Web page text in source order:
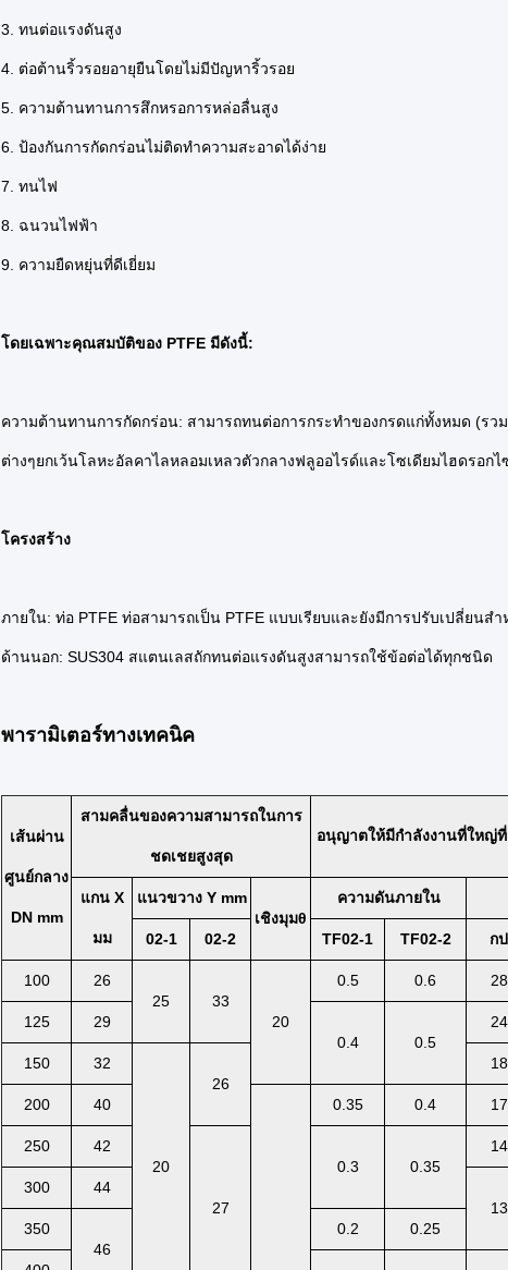
3. ทนต่อแรงดันสูง
4. ต่อต้านริ้วรอยอายุยืนโดยไม่มีปัญหาริ้วรอย
5. ความต้านทานการสึกหรอการหล่อลื่นสูง
6. ป้องกันการกัดกร่อนไม่ติดทำความสะอาดได้ง่าย
7. ทนไฟ
8. ฉนวนไฟฟ้า
9. ความยืดหยุ่นที่ดีเยี่ยม
โดยเฉพาะคุณสมบัติของ PTFE มีดังนี้:
ความต้านทานการกัดกร่อน: สามารถทนต่อการกระทำของกรดแก่ทั้งหมด (ร
ต่างๆยกเว้นโลหะอัลคาไลหลอมเหลวตัวกลางฟลูออไรด์และโซเดียมไฮดรอก
โครงสร้าง
ภายใน: ท่อ PTFE ท่อสามารถเป็น PTFE แบบเรียบและยังมีการปรับเปลี่ยน
ด้านนอก: SUS304 สแตนเลสถักทนต่อแรงดันสูงสามารถใช้ข้อต่อได้ทุกชนิด
พารามิเตอร์ทางเทคนิค
เส้นผ่าน
ศูนย์กลาง
DN mm
สามคลื่นของความสามารถในการ
ชดเชยสูงสุด
อนุญาตให้มีกำลังงานที่ใหญ่
แกน X
มม
แนวขวาง Y mm
เชิงมุมθ
ความดันภายใน
02-1 02-2 TF02-1 TF02-2 กป
100
26
25
33
20
0.5 0.6 28
125
29
0.4
0.5
24
150 32
20
26
18
200
40 0.35 0.4 17
250 42
27
0.3 0.35
14
300
44
13
350
46
0.2 0.25